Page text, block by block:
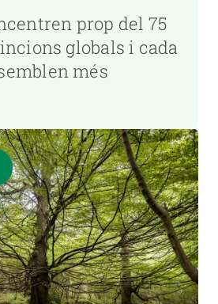
prop del 75
globals i cada
més